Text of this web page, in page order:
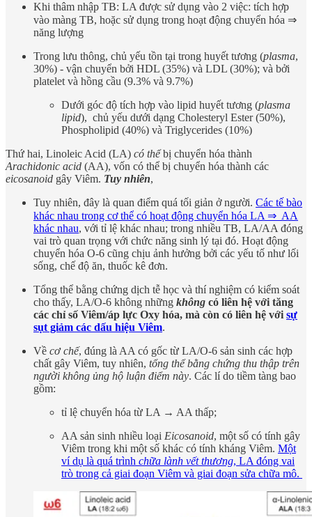
Khi thâm nhập TB: LA được sử dụng vào 2 việc: tích hợp
vào màng TB, hoặc sử dụng trong hoạt động chuyển hóa ⇒
năng lượng
Trong lưu thông, chủ yếu tồn tại trong huyết tương (plasma,
30%) - vận chuyển bởi HDL (35%) và LDL (30%); và bởi
platelet và hồng cầu (9.3% và 9.7%)
Dưới góc độ tích hợp vào lipid huyết tương (plasma
lipid), chủ yếu dưới dạng Cholesteryl Ester (50%),
Phospholipid (40%) và Triglycerides (10%)
Thứ hai, Linoleic Acid (LA) có thểbị chuyển hóa thành
Arachidonic acid (AA), vốn có thể bị chuyển hóa thành các
eicosanoid gây Viêm. Tuy nhiên,
Tuy nhiên, đây là quan điểm quá tối giản ở người. Các tế bào
khác nhau trong cơ thể có hoạt động chuyển hóa LA ⇒ AA
khác nhau, với tỉ lệ khác nhau; trong nhiều TB, LA/AA đóng
vai trò quan trọng với chức năng sinh lý tại đó. Hoạt động
chuyển hóa O-6 cũng chịu ảnh hưởng bởi các yếu tố như lối
sống, chế độ ăn, thuốc kê đơn.
Tổng thể bằng chứng dịch tễ học và thí nghiệm có kiểm soát
cho thấy, LA/O-6 không những không có liên hệ với tăng
các chỉ số Viêm/áp lực Oxy hóa, mà còn có liên hệ với sự
sụt giảm các dấu hiệu Viêm.
Về cơ chế, đúng là AA có gốc từ LA/O-6 sản sinh các hợp
chất gây Viêm, tuy nhiên, tổng thể bằng chứng thu thập trên
người không ủng hộ luận điểm này. Các lí do tiềm tàng bao
gồm:
tỉ lệ chuyển hóa từ LA → AA thấp;
AA sản sinh nhiều loại Eicosanoid, một số có tính gây
Viêm trong khi một số khác có tính kháng Viêm. Một
ví dụ là quá trình chữa lành vết thương, LA đóng vai
trò trong cả giai đoạn Viêm và giai đoạn sửa chữa mô.